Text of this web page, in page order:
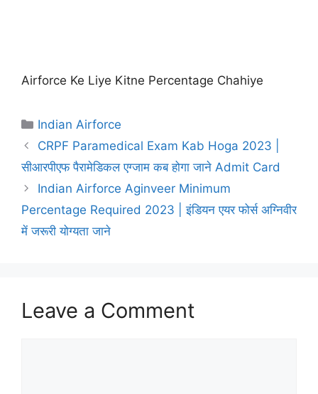
Airforce Ke Liye Kitne Percentage Chahiye
Categories
Indian Airforce
CRPF Paramedical Exam Kab Hoga 2023 |
सीआरपीएफ पैरामेडिकल एग्जाम कब होगा जाने Admit Card
Indian Airforce Aginveer Minimum
Percentage Required 2023 | इंडियन एयर फोर्स अग्निवीर
में जरूरी योग्यता जाने
Leave a Comment